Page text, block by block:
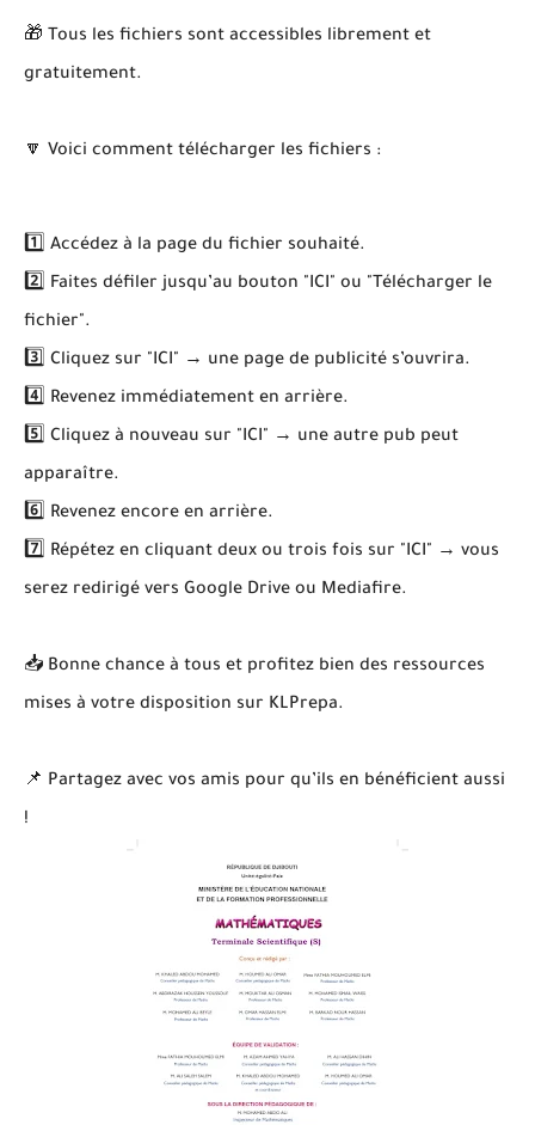
🎁 Tous les fichiers sont accessibles librement et
gratuitement.
🔽 Voici comment télécharger les fichiers :
1️⃣ Accédez à la page du fichier souhaité.
2️⃣ Faites défiler jusqu’au bouton "ICI" ou "Télécharger le
fichier".
3️⃣ Cliquez sur "ICI" → une page de publicité s’ouvrira.
4️⃣ Revenez immédiatement en arrière.
5️⃣ Cliquez à nouveau sur "ICI" → une autre pub peut
apparaître.
6️⃣ Revenez encore en arrière.
7️⃣ Répétez en cliquant deux ou trois fois sur "ICI" → vous
serez redirigé vers Google Drive ou Mediafire.
📥 Bonne chance à tous et profitez bien des ressources
mises à votre disposition sur KLPrepa.
📌 Partagez avec vos amis pour qu’ils en bénéficient aussi
!